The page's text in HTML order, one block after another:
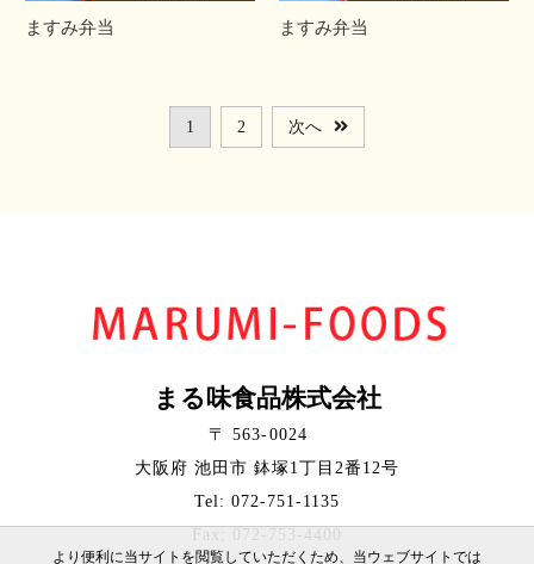
ますみ弁当 ますみ弁当
1 2 次へ
まる味食品株式会社
〒 563-0024
大阪府 池田市 鉢塚1丁目2番12号
Tel: 072-751-1135
Fax: 072-753-4400
より便利に当サイトを閲覧していただくため、当ウェブサイトでは